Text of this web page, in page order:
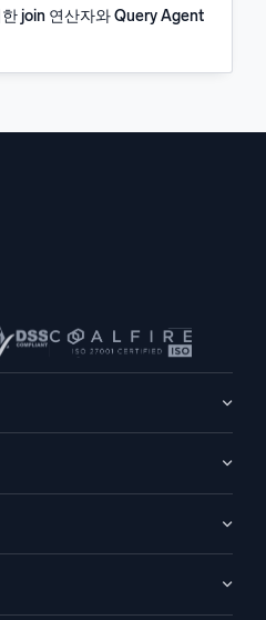
join 연산자와 Query Agent